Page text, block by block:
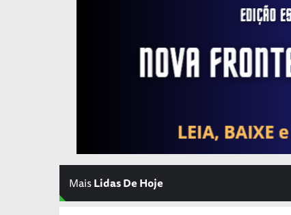
MaisLidas De Hoje